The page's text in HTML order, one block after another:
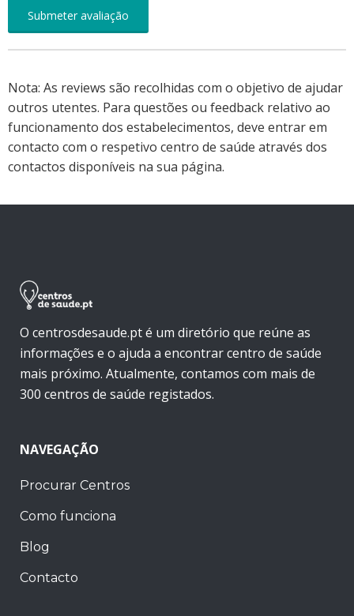
Nota: As reviews são recolhidas com o objetivo de ajudar
outros utentes. Para questões ou feedback relativo ao
funcionamento dos estabelecimentos, deve entrar em
contacto com o respetivo centro de saúde através dos
contactos disponíveis na sua página.
O centrosdesaude.pt é um diretório que reúne as
informações e o ajuda a encontrar centro de saúde
mais próximo. Atualmente, contamos com mais de
300 centros de saúde registados.
NAVEGAÇÃO
Procurar Centros
Como funciona
Blog
Contacto